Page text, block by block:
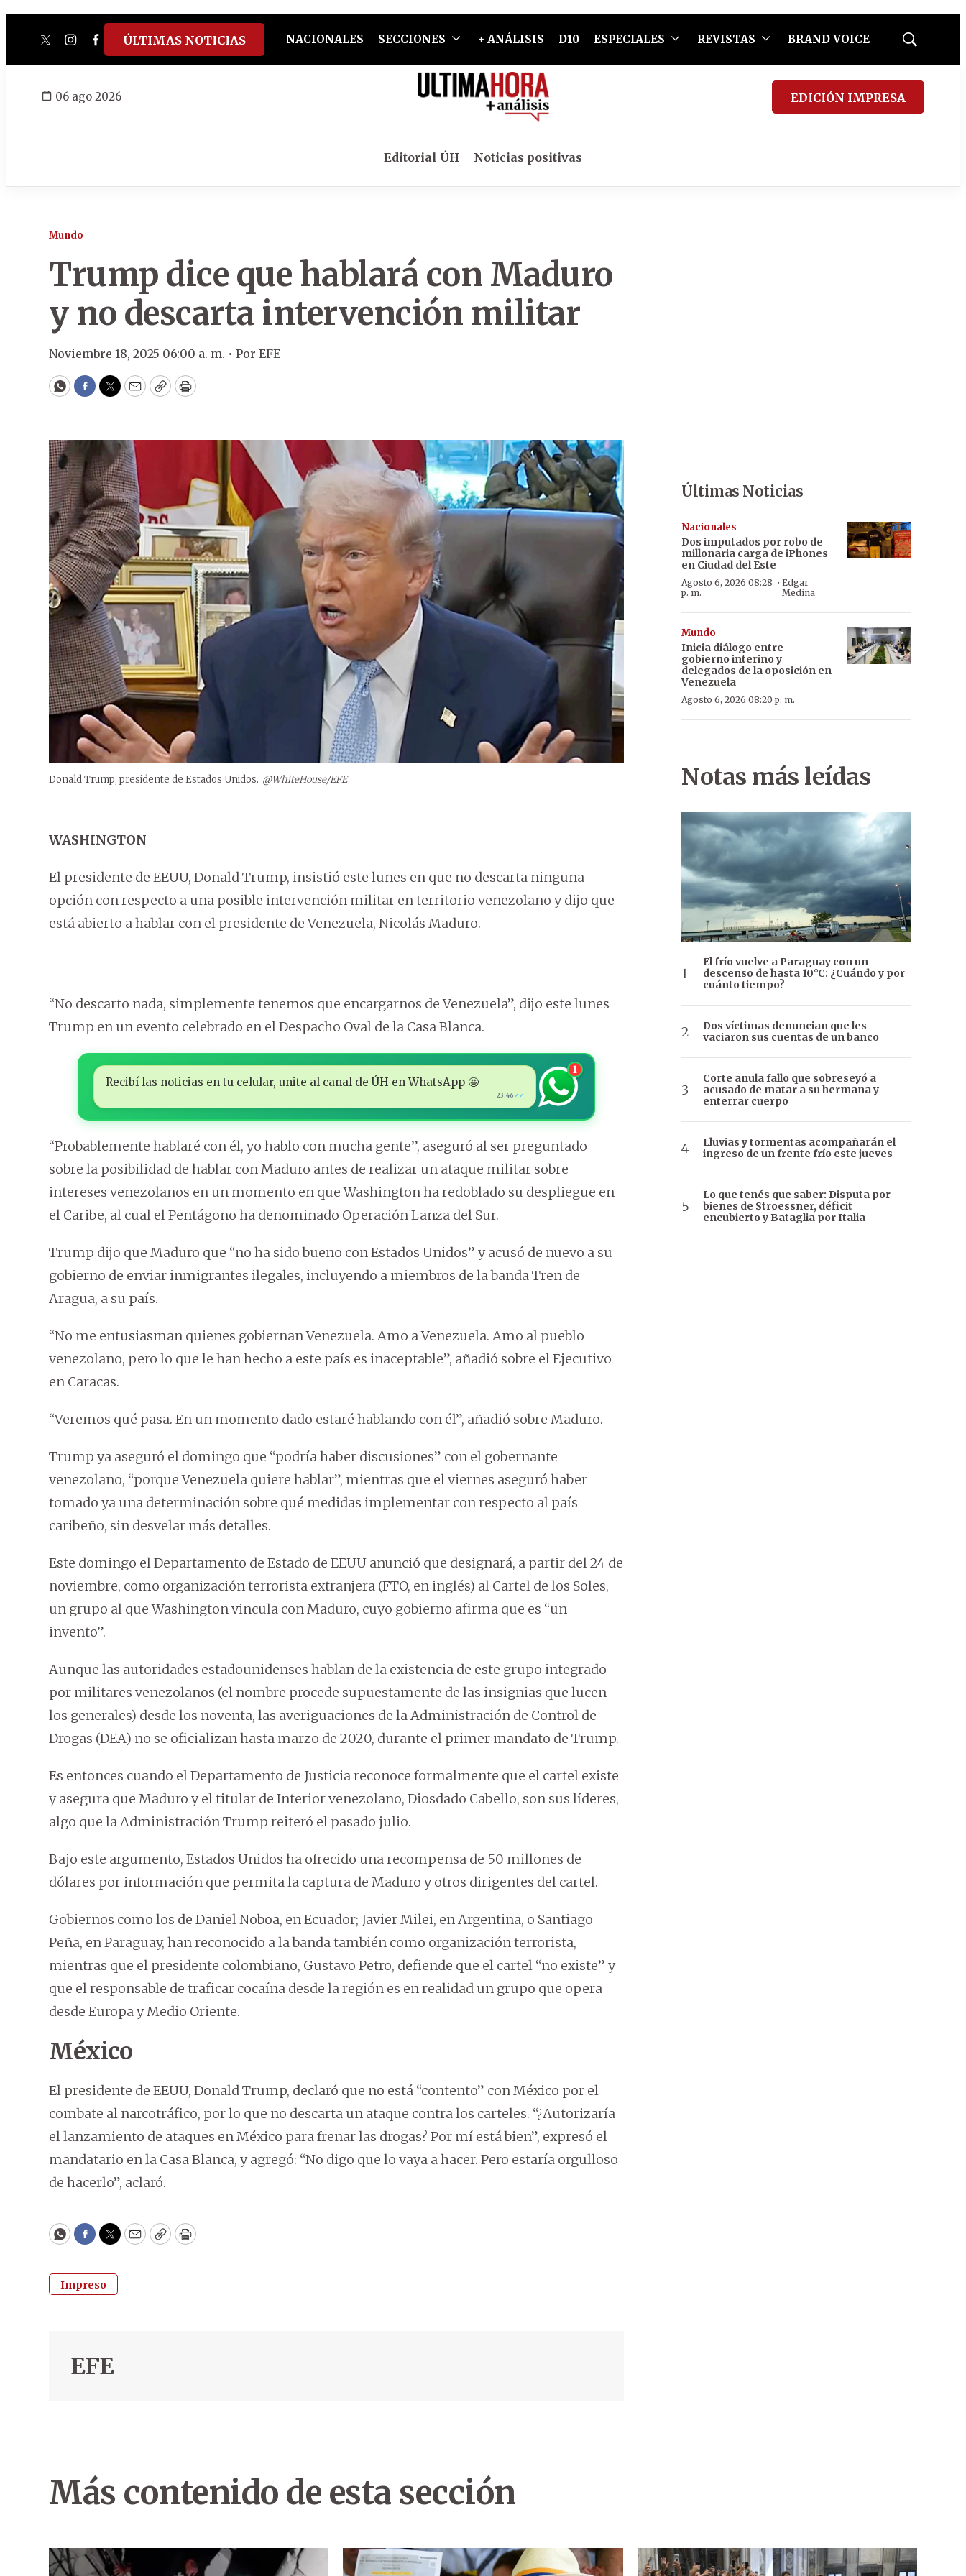
twitterinstagram
facebook
tiktokyoutube
spotify
ÚLTIMAS NOTICIAS NACIONALES SECCIONES + ANÁLISIS D10 ESPECIALES REVISTAS BRAND VOICE
Mostrar
06 ago 2026 EDICIÓN IMPRESA
Editorial ÚH Noticias positivas
Mundo
Trump dice que hablará con Maduro
y no descarta intervención militar
Noviembre 18, 2025 06:00 a. m. • Por EFE
WhatsApp
Facebook
Twitter
EmailCopyPrint
Donald Trump, presidente de Estados Unidos. @WhiteHouse/EFE
WASHINGTON
El presidente de EEUU, Donald Trump, insistió este lunes en que no descarta ninguna
opción con respecto a una posible intervención militar en territorio venezolano y dijo que
está abierto a hablar con el presidente de Venezuela, Nicolás Maduro.
“No descarto nada, simplemente tenemos que encargarnos de Venezuela”, dijo este lunes
Trump en un evento celebrado en el Despacho Oval de la Casa Blanca.
Recibí las noticias en tu celular, unite al canal de ÚH en WhatsApp 🤩
23:46 ✓✓
1
“Probablemente hablaré con él, yo hablo con mucha gente”, aseguró al ser preguntado
sobre la posibilidad de hablar con Maduro antes de realizar un ataque militar sobre
intereses venezolanos en un momento en que Washington ha redoblado su despliegue en
el Caribe, al cual el Pentágono ha denominado Operación Lanza del Sur.
Trump dijo que Maduro que “no ha sido bueno con Estados Unidos” y acusó de nuevo a su
gobierno de enviar inmigrantes ilegales, incluyendo a miembros de la banda Tren de
Aragua, a su país.
“No me entusiasman quienes gobiernan Venezuela. Amo a Venezuela. Amo al pueblo
venezolano, pero lo que le han hecho a este país es inaceptable”, añadió sobre el Ejecutivo
en Caracas.
“Veremos qué pasa. En un momento dado estaré hablando con él”, añadió sobre Maduro.
Trump ya aseguró el domingo que “podría haber discusiones” con el gobernante
venezolano, “porque Venezuela quiere hablar”, mientras que el viernes aseguró haber
tomado ya una determinación sobre qué medidas implementar con respecto al país
caribeño, sin desvelar más detalles.
Este domingo el Departamento de Estado de EEUU anunció que designará, a partir del 24 de
noviembre, como organización terrorista extranjera (FTO, en inglés) al Cartel de los Soles,
un grupo al que Washington vincula con Maduro, cuyo gobierno afirma que es “un
invento”.
Aunque las autoridades estadounidenses hablan de la existencia de este grupo integrado
por militares venezolanos (el nombre procede supuestamente de las insignias que lucen
los generales) desde los noventa, las averiguaciones de la Administración de Control de
Drogas (DEA) no se oficializan hasta marzo de 2020, durante el primer mandato de Trump.
Es entonces cuando el Departamento de Justicia reconoce formalmente que el cartel existe
y asegura que Maduro y el titular de Interior venezolano, Diosdado Cabello, son sus líderes,
algo que la Administración Trump reiteró el pasado julio.
Bajo este argumento, Estados Unidos ha ofrecido una recompensa de 50 millones de
dólares por información que permita la captura de Maduro y otros dirigentes del cartel.
Gobiernos como los de Daniel Noboa, en Ecuador; Javier Milei, en Argentina, o Santiago
Peña, en Paraguay, han reconocido a la banda también como organización terrorista,
mientras que el presidente colombiano, Gustavo Petro, defiende que el cartel “no existe” y
que el responsable de traficar cocaína desde la región es en realidad un grupo que opera
desde Europa y Medio Oriente.
México
El presidente de EEUU, Donald Trump, declaró que no está “contento” con México por el
combate al narcotráfico, por lo que no descarta un ataque contra los carteles. “¿Autorizaría
el lanzamiento de ataques en México para frenar las drogas? Por mí está bien”, expresó el
mandatario en la Casa Blanca, y agregó: “No digo que lo vaya a hacer. Pero estaría orgulloso
de hacerlo”, aclaró.
WhatsApp
Facebook
Twitter
EmailCopyPrint
Impreso
EFE
Últimas Noticias
Nacionales
Dos imputados por robo de
millonaria carga de iPhones
en Ciudad del Este
Agosto 6, 2026 08:28
p. m.
· Edgar
Medina
Mundo
Inicia diálogo entre
gobierno interino y
delegados de la oposición en
Venezuela
Agosto 6, 2026 08:20 p. m.
Notas más leídas
El frío vuelve a Paraguay con un
descenso de hasta 10°C: ¿Cuándo y por
cuánto tiempo?
Dos víctimas denuncian que les
vaciaron sus cuentas de un banco
Corte anula fallo que sobreseyó a
acusado de matar a su hermana y
enterrar cuerpo
Lluvias y tormentas acompañarán el
ingreso de un frente frío este jueves
Lo que tenés que saber: Disputa por
bienes de Stroessner, déficit
encubierto y Bataglia por Italia
Más contenido de esta sección